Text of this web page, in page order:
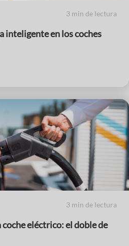
3 min de lectura
inteligente en los coches
3 min de lectura
eléctrico: el doble de